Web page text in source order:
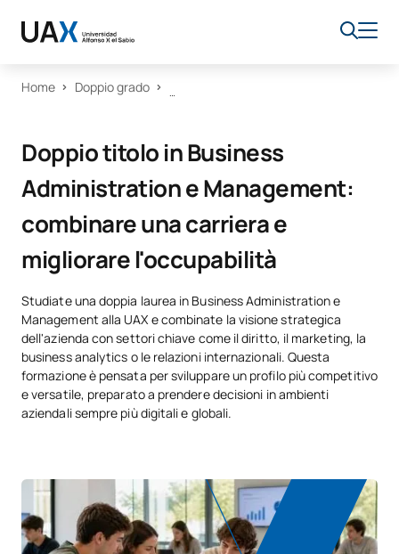
Home Doppio grado
Doppio titolo in Business
Administration e Management:
combinare una carriera e
migliorare l'occupabilità
Studiate una doppia laurea in Business Administration e
Management alla UAX e combinate la visione strategica
dell'azienda con settori chiave come il diritto, il marketing, la
business analytics o le relazioni internazionali. Questa
formazione è pensata per sviluppare un profilo più competitivo
e versatile, preparato a prendere decisioni in ambienti
aziendali sempre più digitali e globali.